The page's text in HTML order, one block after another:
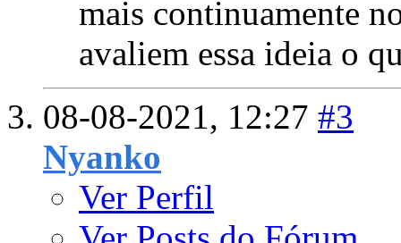
mais continuamente
avaliem essa ideia o
08-08-2021, 12:27 #3
Nyanko
Ver Perfil